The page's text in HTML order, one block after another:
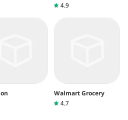
4.9
Walmart Grocery
4.7